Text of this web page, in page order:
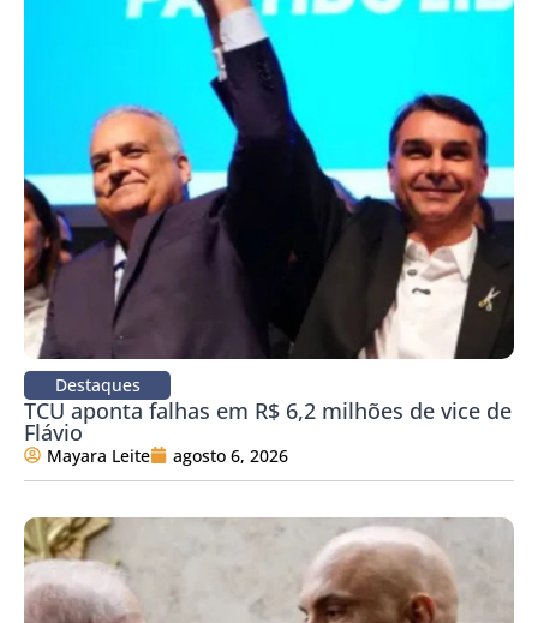
Destaques
TCU aponta falhas em R$ 6,2 milhões de vice de
Flávio
Mayara Leite agosto 6, 2026